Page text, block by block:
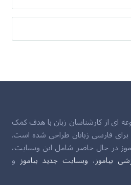
ای از کارشناسان زبان با هدف کمک
فارسی زبانان طراحی شده است.
در حال حاضر شامل این وبسایت،
بیاموز، وبسایت جدید بیاموز و